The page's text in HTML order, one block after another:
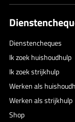
Dienstencheques
Ik zoek huishoudhulp
Ik zoek strijkhulp
Werken als
Werken als strijkhulp
Shop